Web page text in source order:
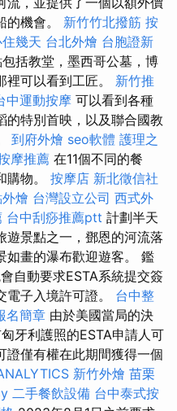
的機會。 新竹竹北撥筋 按
幾天 台北外燴 台胞證新
括教堂，墨西哥公墓，博
可以看到工匠。 新竹推
中運動按摩 可以看到各種
的特別首映，以及聯合國教
到府外燴 seo軟體 護理之
摩推薦 在11個不同的餐
購物。 按摩店 新北徵信社
燴 台灣設立公司 西式外
台中刮痧推薦ptt 計劃半天
遊景點之一，鄧恩的河流落
如畫的瀑布歡迎遊客。 鑑
自動要求ESTA系統提交簽
子入境許可證。 台中整
名簡章 由於美國當局的決
牙利護照的ESTA申請人可
證僅有權在此期間獲得一個
新竹外燴 苗栗
二手餐飲設備 台中泰式按